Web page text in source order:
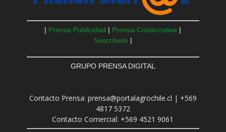
| Prensa Publicidad | Prensa Colaborativa |
Suscríbete |
GRUPO PRENSA DIGITAL
Contacto Prensa: prensa@portalagrochile.cl | +569
4817 5372
Contacto Comercial: +569 4521 9061